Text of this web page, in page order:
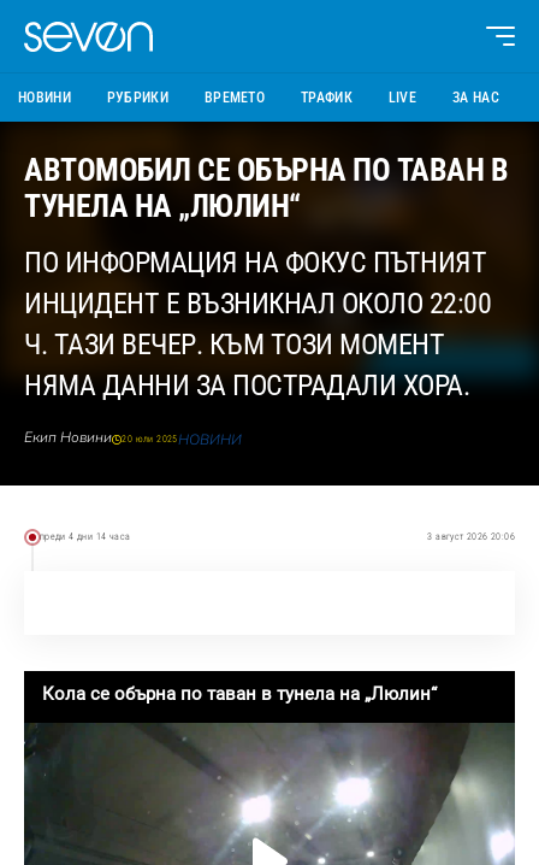
НОВИНИ РУБРИКИ ВРЕМЕТО ТРАФИК LIVE ЗА НАС
АВТОМОБИЛ СЕ ОБЪРНА ПО ТАВАН В
ТУНЕЛА НА „ЛЮЛИН“
ПО ИНФОРМАЦИЯ НА ФОКУС ПЪТНИЯТ
ИНЦИДЕНТ Е ВЪЗНИКНАЛ ОКОЛО 22:00
Ч. ТАЗИ ВЕЧЕР. КЪМ ТОЗИ МОМЕНТ
НЯМА ДАННИ ЗА ПОСТРАДАЛИ ХОРА.
Екип Новини 20 юли 2025НОВИНИ
преди 4 дни 14 часа 3 август 2026 20:06